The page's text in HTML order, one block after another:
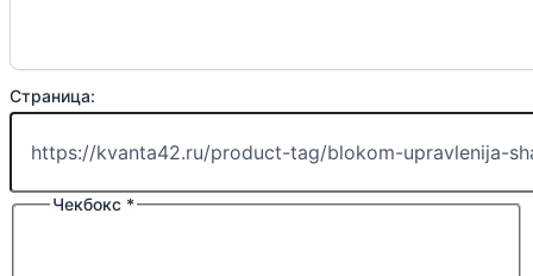
Страница:
Чекбокс *